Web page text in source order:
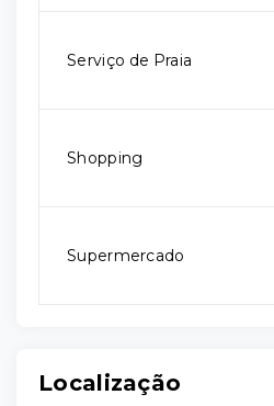
Serviço de Praia
Shopping
Supermercado
Localização